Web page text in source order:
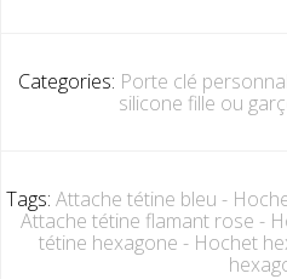
Categories: Porte clé
silicone fille ou
Tags: Attache tétine bleu -
Attache tétine flamant rose -
tétine hexagone - Hochet